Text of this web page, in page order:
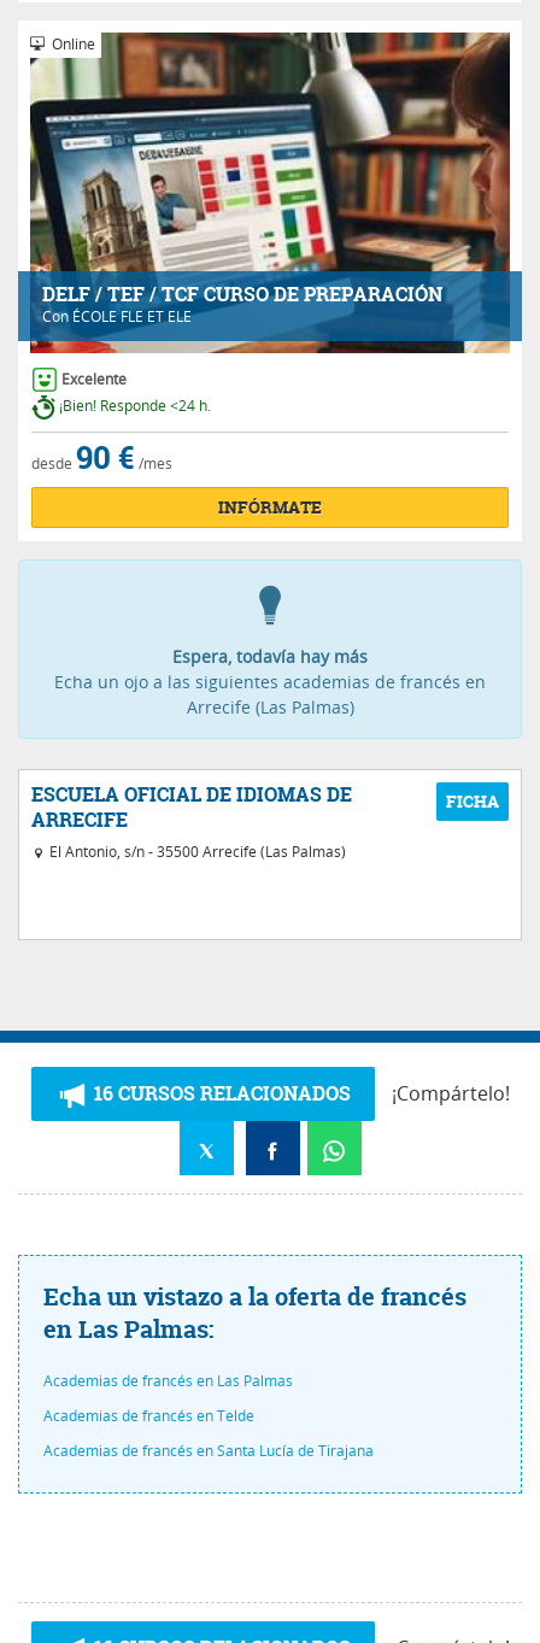
DELF / TEF / TCF CURSO DE PREPARACIÓN
Con ÉCOLE FLE ET ELE
Online
Excelente
¡Bien! Responde <24 h.
desde 90 € /mes
INFÓRMATE
Espera, todavía hay más
Echa un ojo a las siguientes academias de francés en
Arrecife (Las Palmas)
ESCUELA OFICIAL DE IDIOMAS DE
ARRECIFE
El Antonio, s/n - 35500 Arrecife (Las Palmas)
16 CURSOS RELACIONADOS ¡Compártelo!
Echa un vistazo a la oferta de francés
en Las Palmas:
Academias de francés en Las Palmas
Academias de francés en Telde
Academias de francés en Santa Lucía de Tirajana